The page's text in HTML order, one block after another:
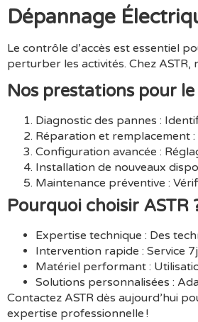
Dépannage
Le contrôle d’accès est essentiel
perturber les activités. Chez
Nos prestations pour le
Diagnostic des pannes :
Réparation et remplacement
Configuration avancée :
Installation de nouveaux
Maintenance préventive :
Pourquoi choisir ASTR
Expertise technique : Des
Intervention rapide : Service
Matériel performant :
Solutions personnalisées :
Contactez ASTR dès aujourd’hui
expertise professionnelle !